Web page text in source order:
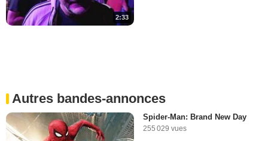
2:33
Autres bandes-annonces
Spider-Man: Brand New Day
255 029 vues